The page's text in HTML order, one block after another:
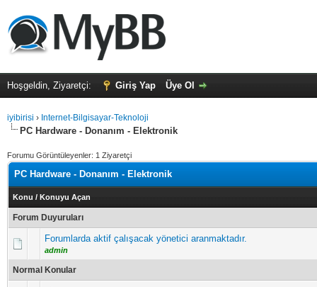
Hoşgeldin, Ziyaretçi: Giriş Yap Üye Ol
iyibirisi › Internet-Bilgisayar-Teknoloji
PC Hardware - Donanım - Elektronik
Forumu Görüntüleyenler: 1 Ziyaretçi
PC Hardware - Donanım - Elektronik
Konu / Konuyu Açan
Forum Duyuruları
Forumlarda aktif çalışacak yönetici aranmaktadır.
admin
Normal Konular